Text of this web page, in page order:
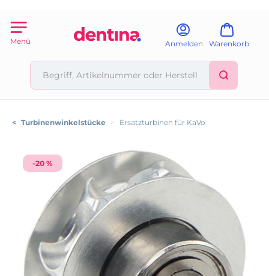
Menü Anmelden Warenkorb
< Turbinenwinkelstücke > Ersatzturbinen für KaVo
-20 %